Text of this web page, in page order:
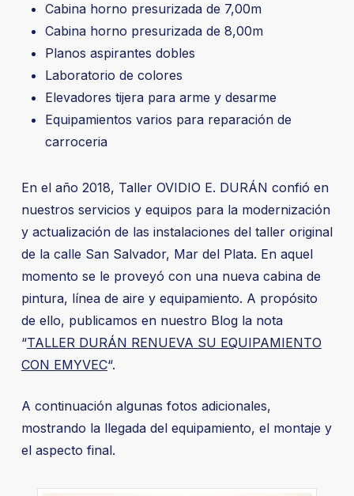
Cabina horno presurizada de 7,00m
Cabina horno presurizada de 8,00m
Planos aspirantes dobles
Laboratorio de colores
Elevadores tijera para arme y desarme
Equipamientos varios para reparación de
carroceria
En el año 2018, Taller OVIDIO E. DURÁN confió en
nuestros servicios y equipos para la modernización
y actualización de las instalaciones del taller original
de la calle San Salvador, Mar del Plata. En aquel
momento se le proveyó con una nueva cabina de
pintura, línea de aire y equipamiento. A propósito
de ello, publicamos en nuestro Blog la nota
“TALLER DURÁN RENUEVA SU EQUIPAMIENTO
CON EMYVEC“.
A continuación algunas fotos adicionales,
mostrando la llegada del equipamiento, el montaje y
el aspecto final.